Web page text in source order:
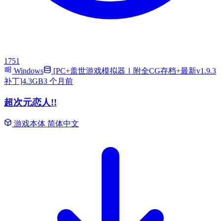
1751
Windows
[PC+盖世游戏模拟器Ⅰ附全CG存档+最新v1.9.3
补丁]4.3GB3 个月前
超次元恋人!!
游戏本体 简体中文